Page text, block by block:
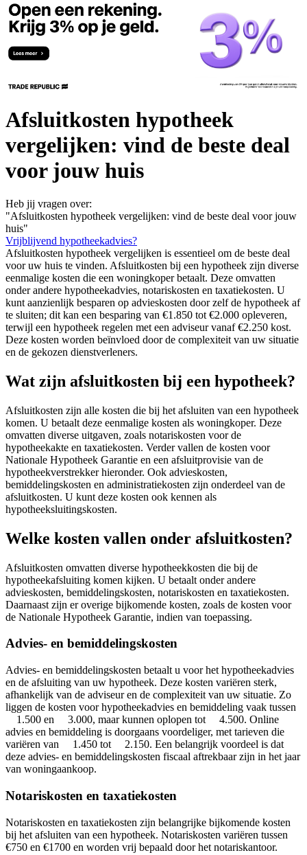
Afsluitkosten hypotheek
vergelijken: vind de beste deal
voor jouw huis
Heb jij vragen over:
"Afsluitkosten hypotheek vergelijken: vind de beste deal voor jouw
huis"
Vrijblijvend hypotheekadvies?
Afsluitkosten hypotheek vergelijken is essentieel om de beste deal
voor uw huis te vinden. Afsluitkosten bij een hypotheek zijn diverse
eenmalige kosten die een woningkoper betaalt. Deze omvatten
onder andere hypotheekadvies, notariskosten en taxatiekosten. U
kunt aanzienlijk besparen op advieskosten door zelf de hypotheek af
te sluiten; dit kan een besparing van €1.850 tot €2.000 opleveren,
terwijl een hypotheek regelen met een adviseur vanaf €2.250 kost.
Deze kosten worden beïnvloed door de complexiteit van uw situatie
en de gekozen dienstverleners.
Wat zijn afsluitkosten bij een hypotheek?
Afsluitkosten zijn alle kosten die bij het afsluiten van een hypotheek
komen. U betaalt deze eenmalige kosten als woningkoper. Deze
omvatten diverse uitgaven, zoals notariskosten voor de
hypotheekakte en taxatiekosten. Verder vallen de kosten voor
Nationale Hypotheek Garantie en een afsluitprovisie van de
hypotheekverstrekker hieronder. Ook advieskosten,
bemiddelingskosten en administratiekosten zijn onderdeel van de
afsluitkosten. U kunt deze kosten ook kennen als
hypotheeksluitingskosten.
Welke kosten vallen onder afsluitkosten?
Afsluitkosten omvatten diverse hypotheekkosten die bij de
hypotheekafsluiting komen kijken. U betaalt onder andere
advieskosten, bemiddelingskosten, notariskosten en taxatiekosten.
Daarnaast zijn er overige bijkomende kosten, zoals de kosten voor
de Nationale Hypotheek Garantie, indien van toepassing.
Advies- en bemiddelingskosten
Advies- en bemiddelingskosten betaalt u voor het hypotheekadvies
en de afsluiting van uw hypotheek. Deze kosten variëren sterk,
afhankelijk van de adviseur en de complexiteit van uw situatie. Zo
liggen de kosten voor hypotheekadvies en bemiddeling vaak tussen
1.500 en 3.000, maar kunnen oplopen tot 4.500. Online
advies en bemiddeling is doorgaans voordeliger, met tarieven die
variëren van 1.450 tot 2.150. Een belangrijk voordeel is dat
deze advies- en bemiddelingskosten fiscaal aftrekbaar zijn in het jaar
van woningaankoop.
Notariskosten en taxatiekosten
Notariskosten en taxatiekosten zijn belangrijke bijkomende kosten
bij het afsluiten van een hypotheek. Notariskosten variëren tussen
€750 en €1700 en worden vrij bepaald door het notariskantoor.